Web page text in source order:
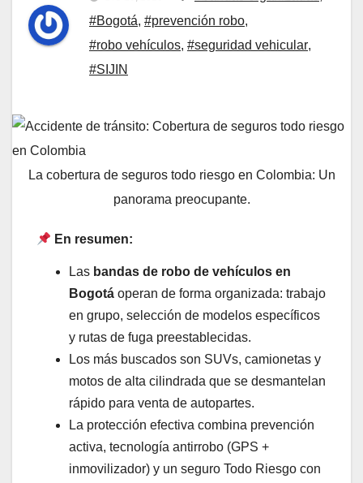
#Bogotá, #prevención robo,
#robo vehículos, #seguridad vehicular,
#SIJIN
La cobertura de seguros todo riesgo en Colombia: Un
panorama preocupante.
En resumen:
Las bandas de robo de vehículos en
Bogotá operan de forma organizada: trabajo
en grupo, selección de modelos específicos
y rutas de fuga preestablecidas.
Los más buscados son SUVs, camionetas y
motos de alta cilindrada que se desmantelan
rápido para venta de autopartes.
La protección efectiva combina prevención
activa, tecnología antirrobo (GPS +
inmovilizador) y un seguro Todo Riesgo con